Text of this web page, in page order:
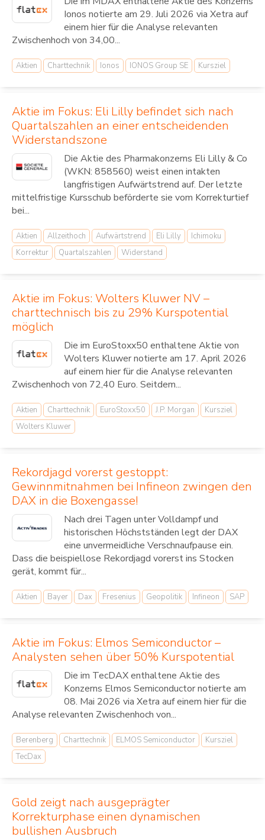
Ionos notierte am 29. Juli 2026 via Xetra auf
einem hier für die Analyse relevanten
Zwischenhoch von 34,00...
Aktien Charttechnik Ionos IONOS Group SE Kursziel
Aktie im Fokus: Eli Lilly befindet sich nach
Quartalszahlen an einer entscheidenden
Widerstandszone
Die Aktie des Pharmakonzerns Eli Lilly & Co
(WKN: 858560) weist einen intakten
langfristigen Aufwärtstrend auf. Der letzte
mittelfristige Kursschub beförderte sie vom Korrekturtief
bei...
Aktien Allzeithoch Aufwärtstrend Eli Lilly
Ichimoku
Korrektur
Quartalszahlen Widerstand
Aktie im Fokus: Wolters Kluwer NV –
charttechnisch bis zu 29% Kurspotential
möglich
Die im EuroStoxx50 enthaltene Aktie von
Wolters Kluwer notierte am 17. April 2026
auf einem hier für die Analyse relevanten
Zwischenhoch von 72,40 Euro. Seitdem...
Aktien Charttechnik EuroStoxx50 J.P. Morgan
Kursziel
Wolters Kluwer
Rekordjagd vorerst gestoppt:
Gewinnmitnahmen bei Infineon zwingen den
DAX in die Boxengasse!
Nach drei Tagen unter Volldampf und
historischen Höchstständen legt der DAX
eine unvermeidliche Verschnaufpause ein.
Dass die beispiellose Rekordjagd vorerst ins Stocken
gerät, kommt für...
Aktien Bayer Dax Fresenius Geopolitik Infineon SAP
Aktie im Fokus: Elmos Semiconductor –
Analysten sehen über 50% Kurspotential
Die im TecDAX enthaltene Aktie des
Konzerns Elmos Semiconductor notierte am
08. Mai 2026 via Xetra auf einem hier für die
Analyse relevanten Zwischenhoch von...
Berenberg Charttechnik ELMOS Semiconductor
Kursziel
TecDax
Gold zeigt nach ausgeprägter
Korrekturphase einen dynamischen
bullishen Ausbruch